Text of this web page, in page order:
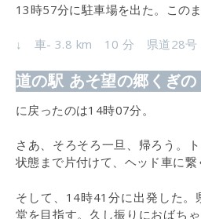
13時57分に駐車場を出た。この
↓ 車- 3.8 km 10 分 県道28号
道の駅 あそ望の郷くぎの
に戻ったのは14時07分。
さあ、そろそろ一旦、帰ろう。
状態まで片付けて、ヘッド車に繋
そして、14時41分に出発した。
堂を目指す。久し振りにおばち